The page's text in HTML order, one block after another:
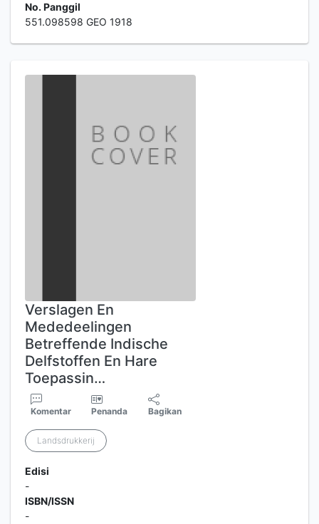
No. Panggil
551.098598 GEO 1918
Verslagen En
Mededeelingen
Betreffende Indische
Delfstoffen En Hare
Toepassin…
Komentar Penanda Bagikan
Landsdrukkerij
Edisi
-
ISBN/ISSN
-